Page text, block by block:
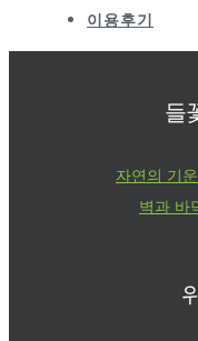
이용후기
들
자연의 기
벽과 바